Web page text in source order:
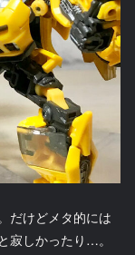
だけどメタ的には
寂しかったり…。